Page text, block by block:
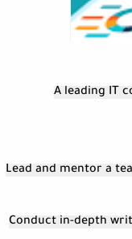
A leading IT
- Lead and mentor a
- Conduct in-depth